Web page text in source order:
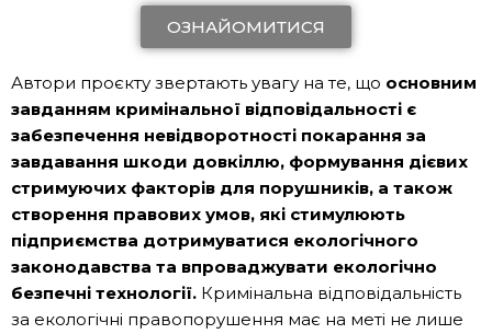
ОЗНАЙОМИТИСЯ
Автори проєкту звертають увагу на те, що основним
завданням кримінальної відповідальності є
забезпечення невідворотності покарання за
завдавання шкоди довкіллю, формування дієвих
стримуючих факторів для порушників, а також
створення правових умов, які стимулюють
підприємства дотримуватися екологічного
законодавства та впроваджувати екологічно
безпечні технології. Кримінальна відповідальність
за екологічні правопорушення має на меті не лише